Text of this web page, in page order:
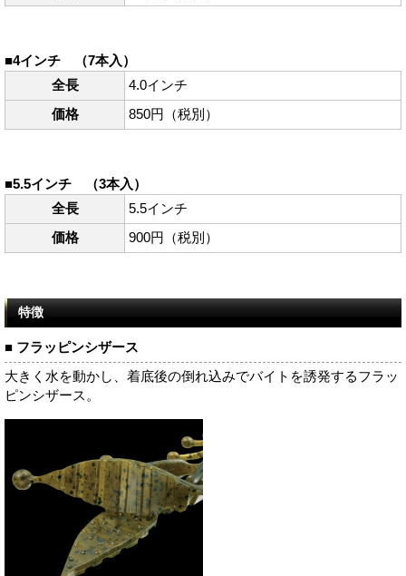
■4インチ （7本入）
全長
4.0インチ
価格
850円（税別）
■5.5インチ （3本入）
全長
5.5インチ
価格
900円（税別）
特徴
■ フラッピンシザース
大きく水を動かし、着底後の倒れ込みでバイトを誘発するフラッ
ピンシザース。